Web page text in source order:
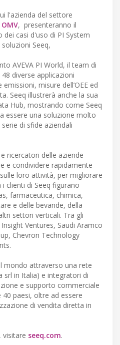
l'azienda del settore
OMV, presenteranno il
casi d'uso di PI System
Seeq,
AVEVA PI World, il team di
diverse applicazioni
misure dell’OEE ed
Seeq illustrerà anche la sua
Hub, mostrando come Seeq
essere una soluzione molto
di sfide aziendali
ricercatori delle aziende
e condividere rapidamente
loro attività, per migliorare
clienti di Seeq figurano
farmaceutica, chimica,
e delle bevande, della
settori verticali. Tra gli
Ventures, Saudi Aramco
Chevron Technology
mondo attraverso una rete
srl in Italia) e integratori di
e supporto commerciale
paesi, oltre ad essere
di vendita diretta in
visitare seeq.com.